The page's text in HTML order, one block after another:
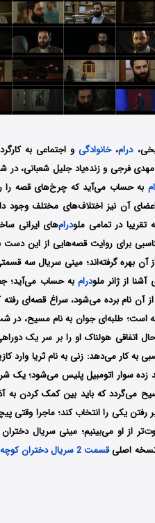
درام،خانوادگیو اجتماعی به
به حساب می‌آید که چرخ‌های قصه را
آن نیز اختلاف‌های مختلف
در تمامی ملودرام‌های ایرانی
برای روایت قصه‌هایی از این دست
بهره گرفته‌اند؛ مینی سریال سه
از ژانر ملودرام به حساب می‌آید؛
آن نام برده می‌شود، سراغ قصه‌ای
است؛ طلبه‌ای جوان به نام مسیح، در
اتفاقی هولناک او را بر سر یک
کار می‌دهد: زنی به نام ثریا وارد
سوار اتومبیل پلیس می‌شود؛ یک شروع
می‌گردد که باید بین کمک کردن به
یکی را انتخاب کند؛ ماجرا وقتی
نسخه اصلیقسمت 2 سریال دختران کوچه غم